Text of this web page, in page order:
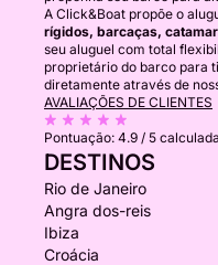
A Click&Boat propõe o
rígidos, barcaças,
seu aluguel com total
proprietário do barco para
diretamente através de
AVALIAÇÕES DE CLIENTES
Pontuação: 4.9 / 5
DESTINOS
Rio de Janeiro
Angra dos-reis
Ibiza
Croácia